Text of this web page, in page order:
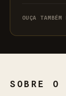
OUÇA TAMBÉM
SOBRE O